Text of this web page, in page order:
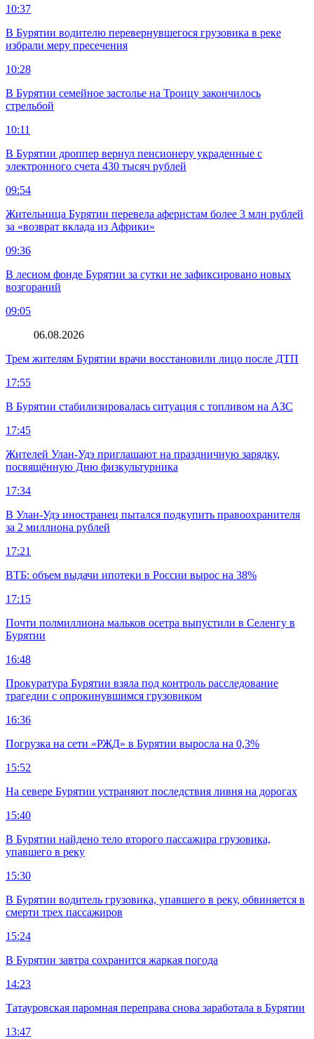
10:37
В Бурятии водителю перевернувшегося грузовика в реке
избрали меру пресечения
10:28
В Бурятии семейное застолье на Троицу закончилось
стрельбой
10:11
В Бурятии дроппер вернул пенсионеру украденные с
электронного счета 430 тысяч рублей
09:54
Жительница Бурятии перевела аферистам более 3 млн рублей
за «возврат вклада из Африки»
09:36
В лесном фонде Бурятии за сутки не зафиксировано новых
возгораний
09:05
06.08.2026
Трем жителям Бурятии врачи восстановили лицо после ДТП
17:55
В Бурятии стабилизировалась ситуация с топливом на АЗС
17:45
Жителей Улан-Удэ приглашают на праздничную зарядку,
посвящённую Дню физкультурника
17:34
В Улан-Удэ иностранец пытался подкупить правоохранителя
за 2 миллиона рублей
17:21
ВТБ: объем выдачи ипотеки в России вырос на 38%
17:15
Почти полмиллиона мальков осетра выпустили в Селенгу в
Бурятии
16:48
Прокуратура Бурятии взяла под контроль расследование
трагедии с опрокинувшимся грузовиком
16:36
Погрузка на сети «РЖД» в Бурятии выросла на 0,3%
15:52
На севере Бурятии устраняют последствия ливня на дорогах
15:40
В Бурятии найдено тело второго пассажира грузовика,
упавшего в реку
15:30
В Бурятии водитель грузовика, упавшего в реку, обвиняется в
смерти трех пассажиров
15:24
В Бурятии завтра сохранится жаркая погода
14:23
Татауровская паромная переправа снова заработала в Бурятии
13:47